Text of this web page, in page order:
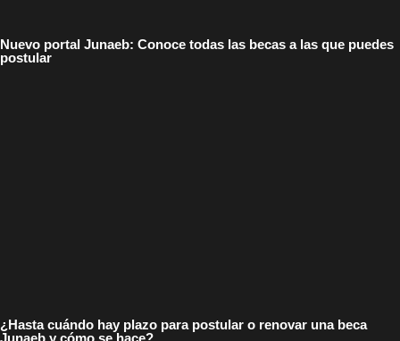
Nuevo portal Junaeb: Conoce todas las becas a las que puedes
postular
¿Hasta cuándo hay plazo para postular o renovar una beca
Junaeb y cómo se hace?